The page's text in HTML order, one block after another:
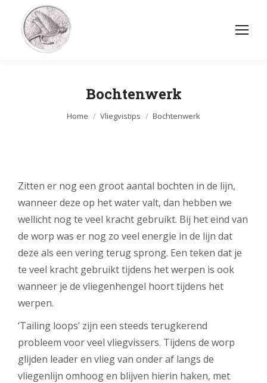
Bochtenwerk
Je bent hier:
Home Vliegvistips Bochtenwerk
Zitten er nog een groot aantal bochten in de lijn,
wanneer deze op het water valt, dan hebben we
wellicht nog te veel kracht gebruikt. Bij het eind van
de worp was er nog zo veel energie in de lijn dat
deze als een vering terug sprong. Een teken dat je
te veel kracht gebruikt tijdens het werpen is ook
wanneer je de vliegenhengel hoort tijdens het
werpen.
‘Tailing loops’ zijn een steeds terugkerend
probleem voor veel vliegvissers. Tijdens de worp
glijden leader en vlieg van onder af langs de
vliegenlijn omhoog en blijven hierin haken, met